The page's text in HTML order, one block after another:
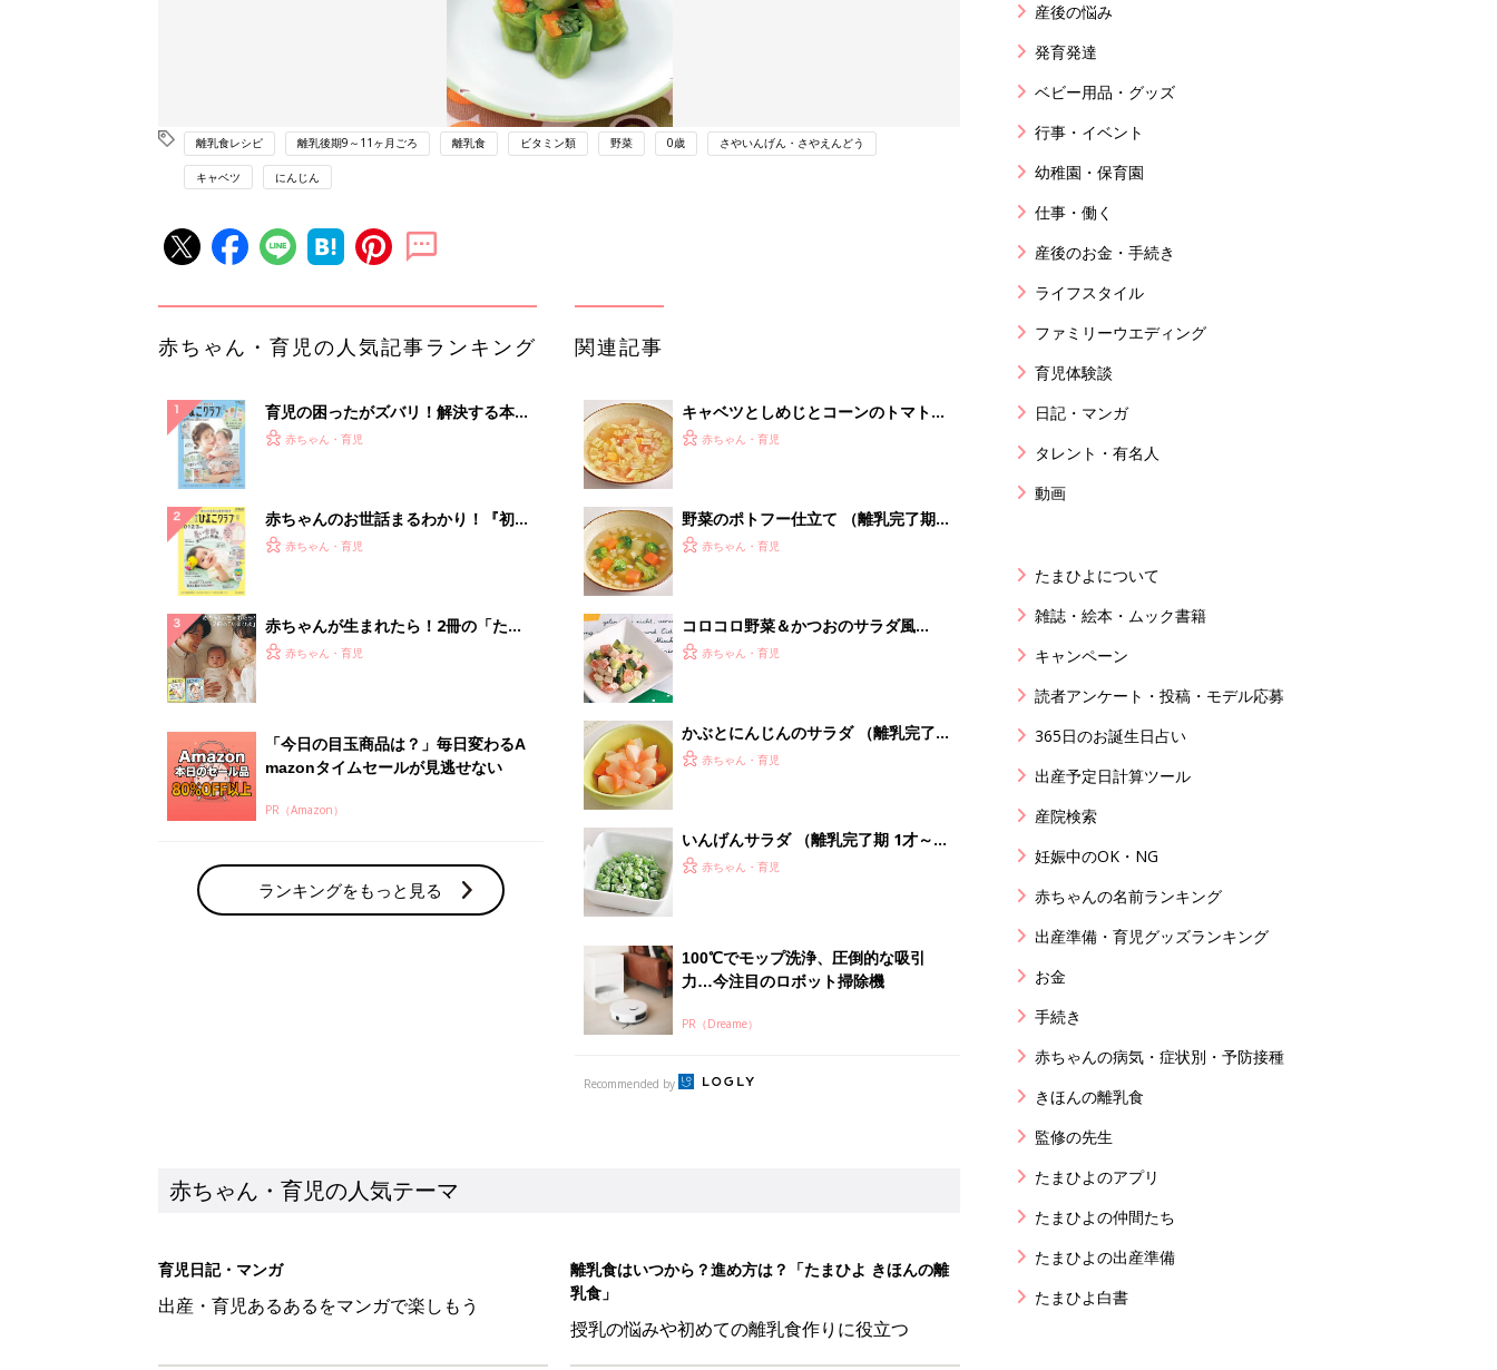
離乳食レシピ 離乳後期9～11ヶ月ごろ 離乳食 ビタミン類 野菜 0歳 さやいんげん・さやえんどう
キャベツ にんじん
赤ちゃん・育児の人気記事ランキング
育児の困ったがズバリ！解決する本
『ひよこクラブ 夏号』 4カ月～2才
赤ちゃん・育児
赤ちゃんのお世話まるわかり！『初め
てのひよこクラブ 夏号』〈巻頭大特
解決テク
赤ちゃん・育児
赤ちゃんが生まれたら！2冊の「たま
ひよ」
赤ちゃん・育児
「今日の目玉商品は？」毎日変わるA
mazonタイムセールが見逃せない
PR（Amazon）
ランキングをもっと見る
関連記事
キャベツとしめじとコーンのトマトス
ープ （離乳完了期 1才～1才6カ月ご
赤ちゃん・育児
野菜のポトフー仕立て （離乳完了期 1
才～1才6カ月ごろ）
赤ちゃん・育児
コロコロ野菜＆かつおのサラダ風
（離乳完了期 1才～1才6カ月ごろ）
赤ちゃん・育児
かぶとにんじんのサラダ （離乳完了
期 1才～1才6カ月ごろ）
赤ちゃん・育児
いんげんサラダ （離乳完了期 1才～1
才6カ月ごろ）
赤ちゃん・育児
100℃でモップ洗浄、圧倒的な吸引
力…今注目のロボット掃除機
PR（Dreame）
Recommended by
赤ちゃん・育児の人気テーマ
育児日記・マンガ
出産・育児あるあるをマンガで楽しもう
離乳食はいつから？進め方は？「たまひよ きほんの離
乳食」
授乳の悩みや初めての離乳食作りに役立つ
産後の悩み
発育発達
ベビー用品・グッズ
行事・イベント
幼稚園・保育園
仕事・働く
産後のお金・手続き
ライフスタイル
ファミリーウエディング
育児体験談
日記・マンガ
タレント・有名人
動画
たまひよについて
雑誌・絵本・ムック書籍
キャンペーン
読者アンケート・投稿・モデル応募
365日のお誕生日占い
出産予定日計算ツール
産院検索
妊娠中のOK・NG
赤ちゃんの名前ランキング
出産準備・育児グッズランキング
お金
手続き
赤ちゃんの病気・症状別・予防接種
きほんの離乳食
監修の先生
たまひよのアプリ
たまひよの仲間たち
たまひよの出産準備
たまひよ白書